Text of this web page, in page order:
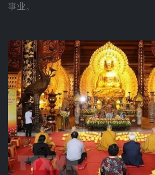
事业。